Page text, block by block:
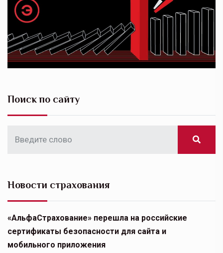
Поиск по сайту
Новости страхования
«АльфаСтрахование» перешла на российские
сертификаты безопасности для сайта и
мобильного приложения